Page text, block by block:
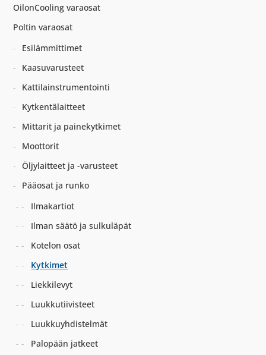
OilonCooling varaosat
Poltin varaosat
Esilämmittimet
Kaasuvarusteet
Kattilainstrumentointi
Kytkentälaitteet
Mittarit ja painekytkimet
Moottorit
Öljylaitteet ja -varusteet
Pääosat ja runko
Ilmakartiot
Ilman säätö ja sulkuläpät
Kotelon osat
Kytkimet
Liekkilevyt
Luukkutiivisteet
Luukkuyhdistelmät
Palopään jatkeet